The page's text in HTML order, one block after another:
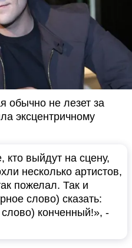
обычно не лезет за
эксцентричному
кто выйдут на сцену,
несколько артистов,
пожелал. Так и
слово) сказать:
конченный!», -